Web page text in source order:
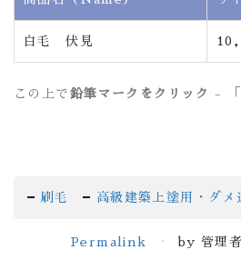
この上で 鉛筆マークをクリック - 「
白毛 伏見 10
刷毛 高級建築上塗用・ダメ
Permalink by 管理者